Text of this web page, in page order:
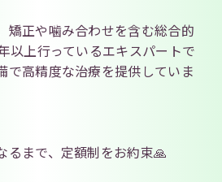
矯正や噛み合わせを含む総合的
以上行っているエキスパートで
で高精度な治療を提供していま
るまで、定額制をお約束🙏